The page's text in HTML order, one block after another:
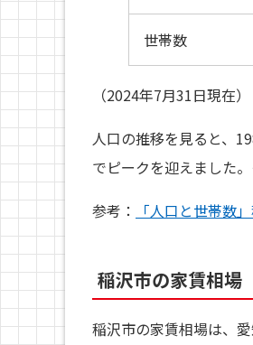
世帯数
（2024年7月31日現在）
人口の推移を見ると、
でピークを迎えました
参考：
「人口と世帯数
稲沢市の家賃相場
稲沢市の家賃相場は、